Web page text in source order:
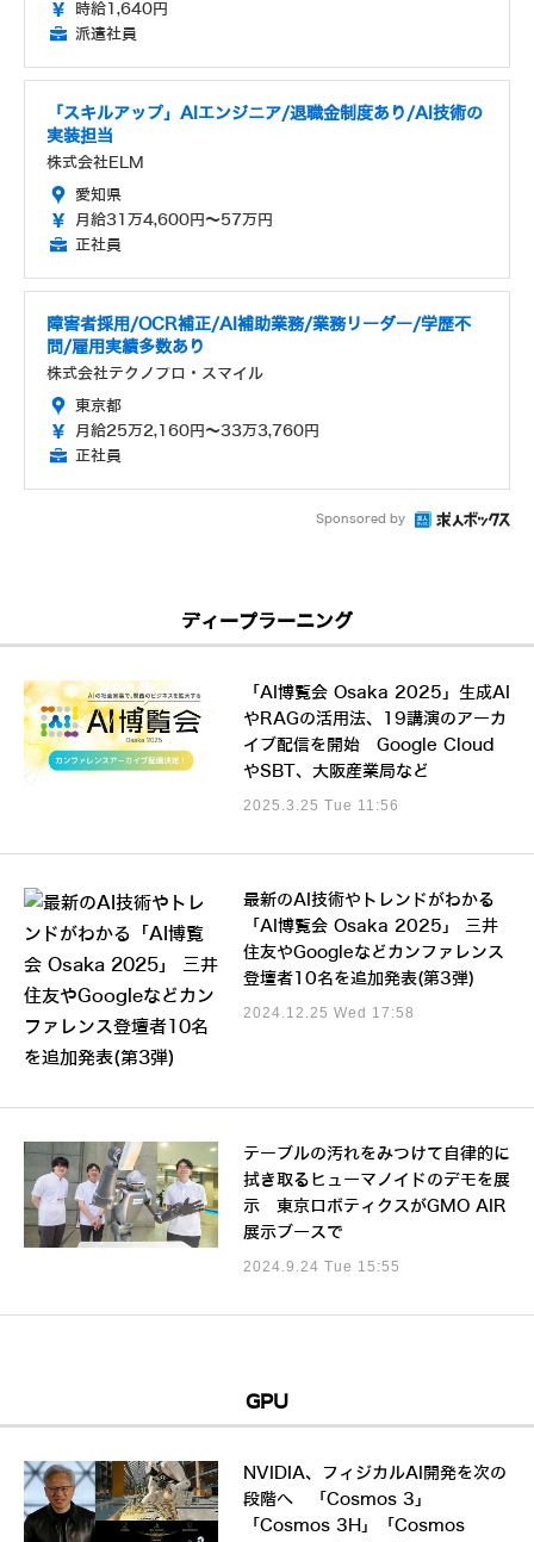
時給1,640円
派遣社員
「スキルアップ」AIエンジニア/退職金制度あり/AI技術の
実装担当
株式会社ELM
愛知県
月給31万4,600円～57万円
正社員
障害者採用/OCR補正/AI補助業務/業務リーダー/学歴不
問/雇用実績多数あり
株式会社テクノプロ・スマイル
東京都
月給25万2,160円～33万3,760円
正社員
Sponsored by
ディープラーニング
「AI博覧会 Osaka 2025」生成AI
やRAGの活用法、19講演のアーカ
イブ配信を開始 Google Cloud
やSBT、大阪産業局など
2025.3.25 Tue 11:56
最新のAI技術やトレンドがわかる
「AI博覧会 Osaka 2025」 三井
住友やGoogleなどカンファレンス
登壇者10名を追加発表(第3弾)
2024.12.25 Wed 17:58
テーブルの汚れをみつけて自律的に
拭き取るヒューマノイドのデモを展
示 東京ロボティクスがGMO AIR
展示ブースで
2024.9.24 Tue 15:55
GPU
NVIDIA、フィジカルAI開発を次の
段階へ 「Cosmos 3」
「Cosmos 3H」「Cosmos